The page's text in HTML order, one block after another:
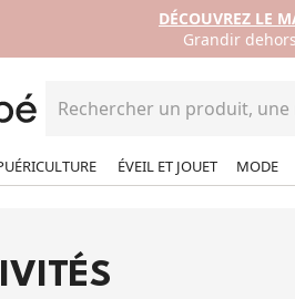
DÉCOUVREZ LE
Grandir
ÉVEIL ET JOUET MODE